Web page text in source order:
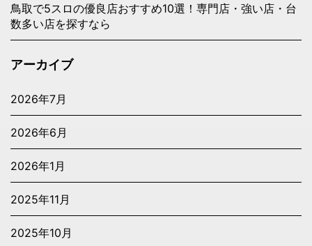
鳥取で5スロの優良店おすすめ10選！専門店・強い店・台
数多い店を探すなら
アーカイブ
2026年7月
2026年6月
2026年1月
2025年11月
2025年10月